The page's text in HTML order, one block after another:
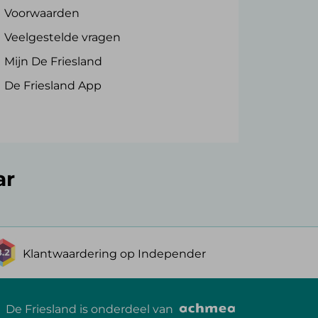
Voorwaarden
Veelgestelde vragen
Mijn De Friesland
De Friesland App
Klantwaardering op Independer
De Friesland is onderdeel van